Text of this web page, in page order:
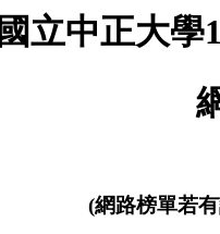
國立中正大學
(網路榜單若